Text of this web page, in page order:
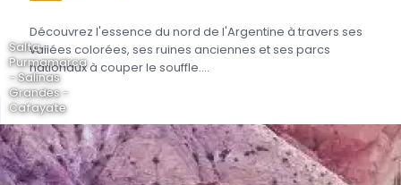
Découvrez l'essence du nord de l'Argentine à travers ses
vallées colorées, ses ruines anciennes et ses parcs
nationaux à couper le souffle....
Salta -
Purmamarca
- Salinas
Grandes -
Cafayate